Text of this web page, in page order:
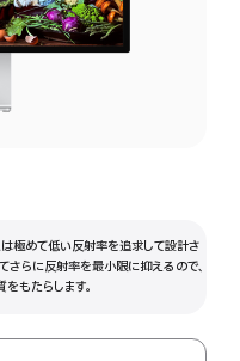
極めて低い反射率を追求して設計さ
らに反射率を最小限に抑えるので、
もたらします。